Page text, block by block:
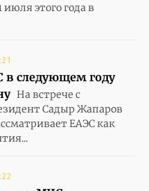
этого года в
в следующем году
На встрече с
Садыр Жапаров
ЕАЭС как